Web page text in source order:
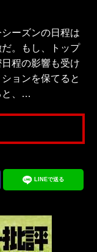
ーズンの日程は
。もし、トップ
程の影響も受け
ョンを保てると
と、…
LINEで送る